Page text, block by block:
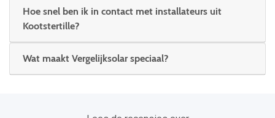
Hoe snel ben ik in contact met installateurs uit
Kootstertille?
Wat maakt Vergelijksolar speciaal?